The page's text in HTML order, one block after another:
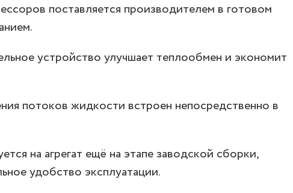
поставляется производителем в готовом
устройство улучшает теплообмен и экономит
потоков жидкости встроен непосредственно в
на агрегат ещё на этапе заводской сборки,
удобство эксплуатации.